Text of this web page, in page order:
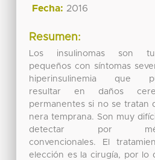
Fecha: 2016
Resumen:
Los insulinomas son
pequeños con síntomas
hiperinsulinemia que
resultar en daños
permanentes si no se tratan
nera temprana. Son muy
detectar por
convencionales. El
elección es la cirugía, por lo